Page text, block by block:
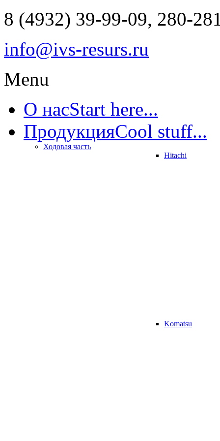
8 (4932) 39-99-09, 280-
info@ivs-resurs.ru
Menu
О насStart here...
ПродукцияCool stuff...
Ходовая часть
Hitachi
Komatsu